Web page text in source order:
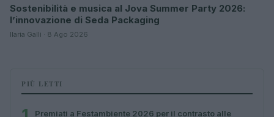
Sostenibilità e musica al Jova Summer Party 2026:
l’innovazione di Seda Packaging
Ilaria Galli · 8 Ago 2026
PIÙ LETTI
Premiati a Festambiente 2026 per il contrasto alle